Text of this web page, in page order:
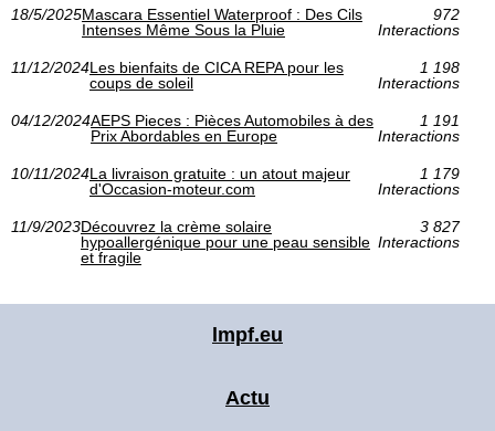
18/5/2025Mascara Essentiel Waterproof : Des Cils
Intenses Même Sous la Pluie
972
Interactions
11/12/2024Les bienfaits de CICA REPA pour les
coups de soleil
1 198
Interactions
04/12/2024AEPS Pieces : Pièces Automobiles à des
Prix Abordables en Europe
1 191
Interactions
10/11/2024La livraison gratuite : un atout majeur
d'Occasion-moteur.com
1 179
Interactions
11/9/2023Découvrez la crème solaire
hypoallergénique pour une peau sensible
et fragile
3 827
Interactions
lmpf.eu
Actu